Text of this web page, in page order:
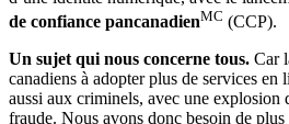
de confiance pancanadienMC (CCP).
Un sujet qui nous concerne tous. Car
canadiens à adopter plus de services
aussi aux criminels, avec une explosion
fraude. Nous avons donc besoin de